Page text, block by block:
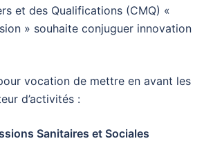
et des Qualifications (CMQ) «
» souhaite conjuguer innovation
vocation de mettre en avant les
d’activités :
Sanitaires et Sociales